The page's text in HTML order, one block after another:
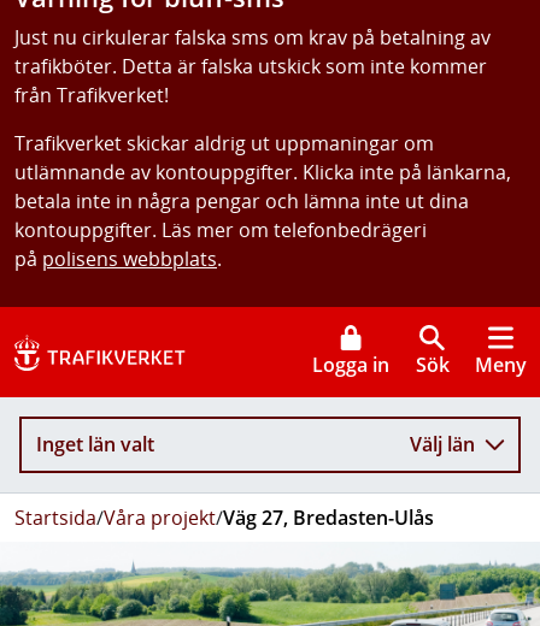
Just nu cirkulerar falska sms om krav på betalning av
trafikböter. Detta är falska utskick som inte kommer
från Trafikverket!
Trafikverket skickar aldrig ut uppmaningar om
utlämnande av kontouppgifter. Klicka inte på länkarna,
betala inte in några pengar och lämna inte ut dina
kontouppgifter. Läs mer om telefonbedrägeri
på polisens webbplats.
Logga in Sök Meny
Inget län valt Välj län
Startsida/Våra projekt/Väg 27, Bredasten-Ulås